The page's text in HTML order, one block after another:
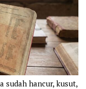
sudah hancur, kusut,